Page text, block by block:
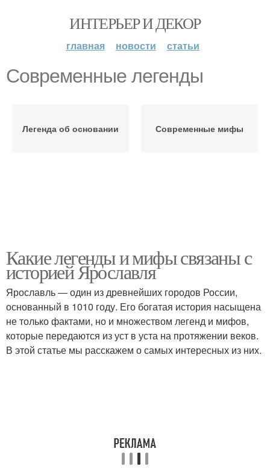
ИНТЕРЬЕР И ДЕКОР
главная новости статьи
Современные легенды
Легенда об основании Современные мифы
Какие легенды и мифы связаны с
историей Ярославля
Ярославль — один из древнейших городов России,
основанный в 1010 году. Его богатая история насыщена
не только фактами, но и множеством легенд и мифов,
которые передаются из уст в уста на протяжении веков.
В этой статье мы расскажем о самых интересных из них.